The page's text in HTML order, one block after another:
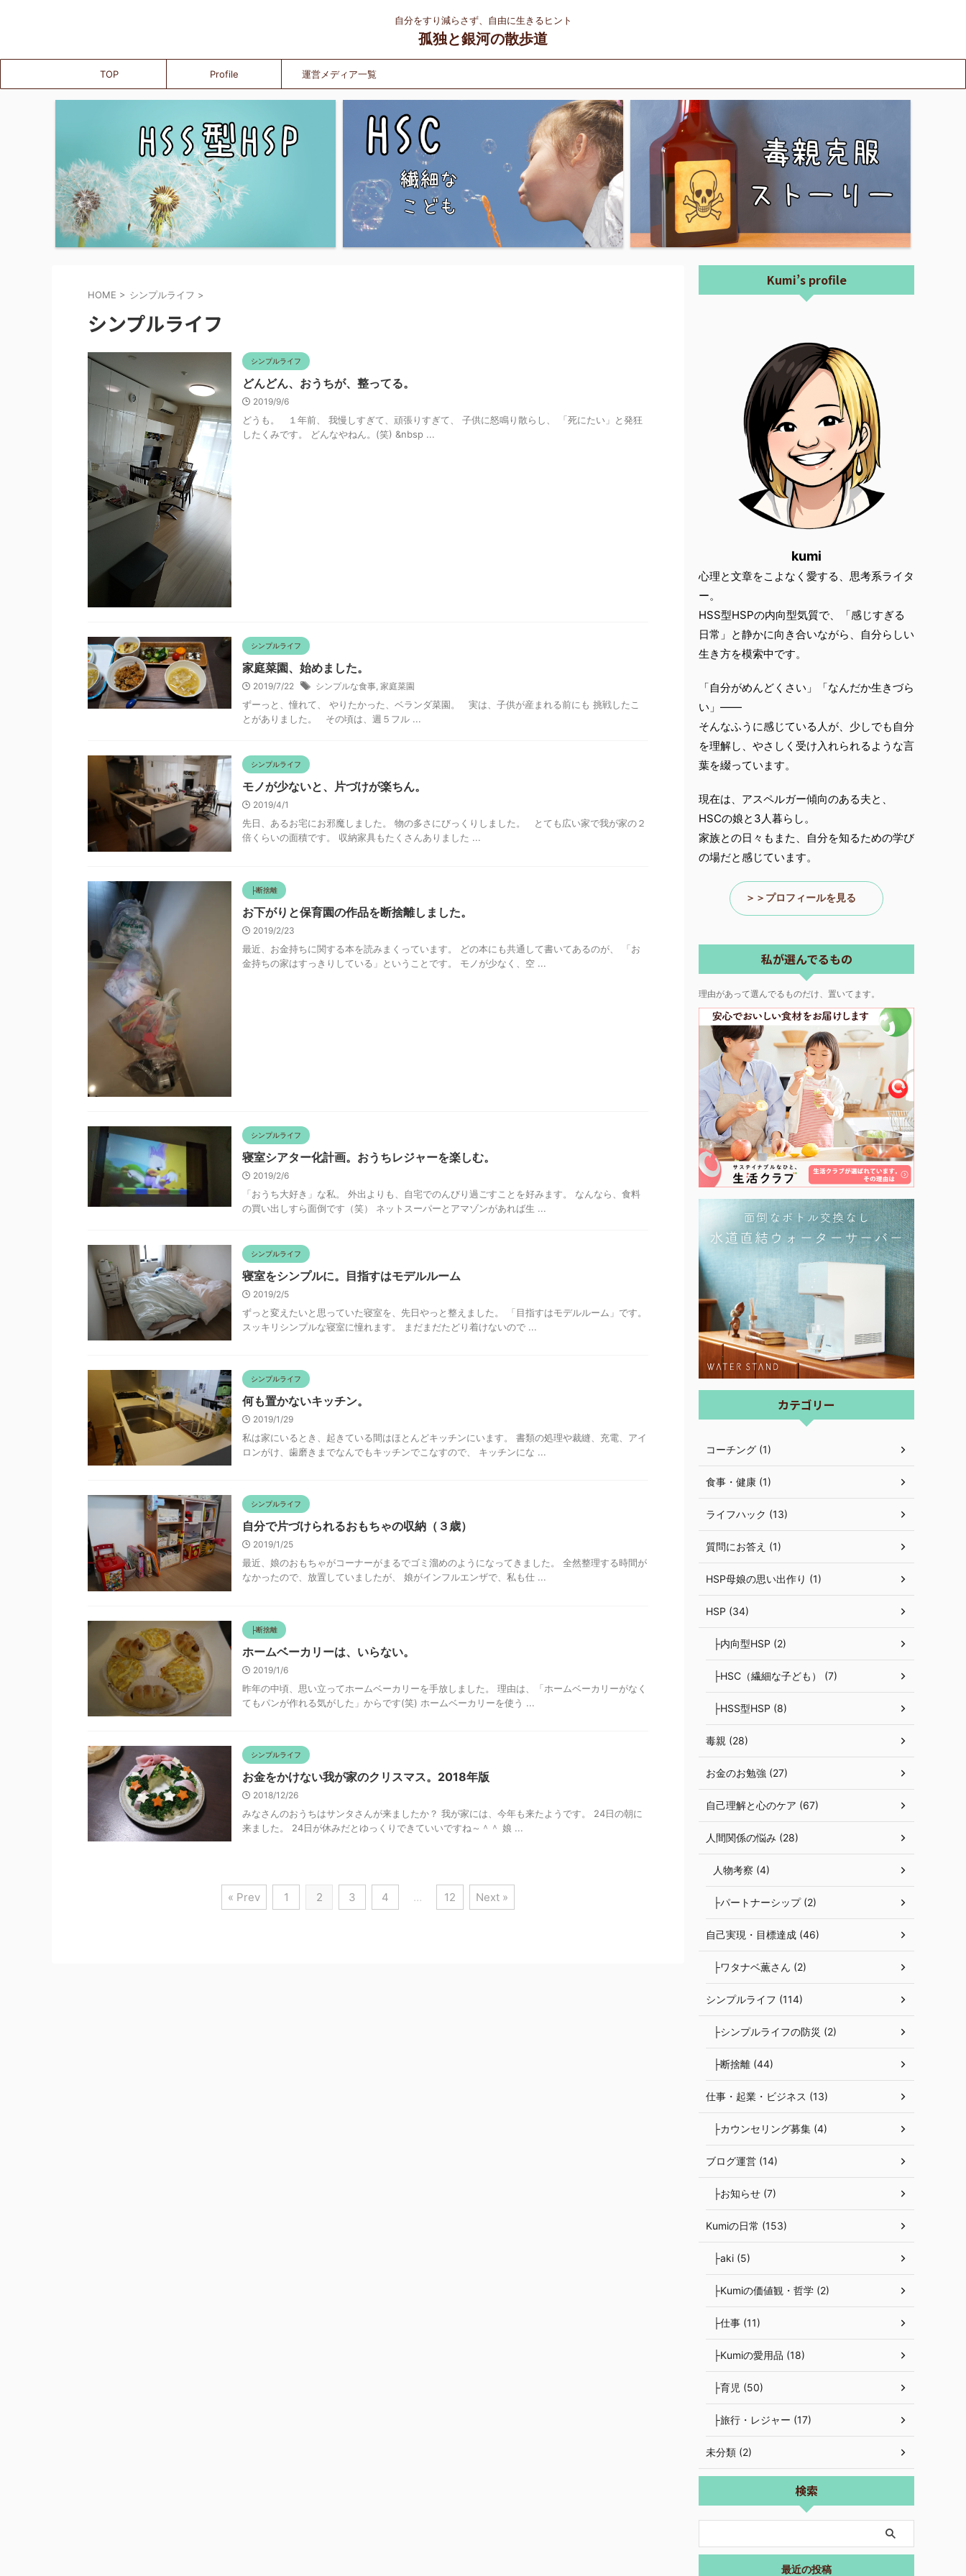
自分をすり減らさず、自由に生きるヒント
孤独と銀河の散歩道
TOP Profile 運営メディア一覧
HOME > シンプルライフ >
シンプルライフ
シンプルライフ
どんどん、おうちが、整ってる。
2019/9/6
どうも。 １年前、 我慢しすぎて、頑張りすぎて、 子供に怒鳴り散らし、 「死にたい」と発狂
したくみです。 どんなやねん。(笑) &nbsp ...
シンプルライフ
家庭菜園、始めました。
2019/7/22 シンプルな食事, 家庭菜園
ずーっと、憧れて、 やりたかった、ベランダ菜園。 実は、子供が産まれる前にも 挑戦したこ
とがありました。 その頃は、週５フル ...
シンプルライフ
モノが少ないと、片づけが楽ちん。
2019/4/1
先日、あるお宅にお邪魔しました。 物の多さにびっくりしました。 とても広い家で我が家の２
倍くらいの面積です。 収納家具もたくさんありました ...
├断捨離
お下がりと保育園の作品を断捨離しました。
2019/2/23
最近、お金持ちに関する本を読みまくっています。 どの本にも共通して書いてあるのが、 「お
金持ちの家はすっきりしている」ということです。 モノが少なく、空 ...
シンプルライフ
寝室シアター化計画。おうちレジャーを楽しむ。
2019/2/6
「おうち大好き」な私。 外出よりも、自宅でのんびり過ごすことを好みます。 なんなら、食料
の買い出しすら面倒です（笑） ネットスーパーとアマゾンがあれば生 ...
シンプルライフ
寝室をシンプルに。目指すはモデルルーム
2019/2/5
ずっと変えたいと思っていた寝室を、先日やっと整えました。 「目指すはモデルルーム」です。
スッキリシンプルな寝室に憧れます。 まだまだたどり着けないので ...
シンプルライフ
何も置かないキッチン。
2019/1/29
私は家にいるとき、起きている間はほとんどキッチンにいます。 書類の処理や裁縫、充電、アイ
ロンがけ、歯磨きまでなんでもキッチンでこなすので、 キッチンにな ...
シンプルライフ
自分で片づけられるおもちゃの収納（３歳）
2019/1/25
最近、娘のおもちゃがコーナーがまるでゴミ溜めのようになってきました。 全然整理する時間が
なかったので、放置していましたが、 娘がインフルエンザで、私も仕 ...
├断捨離
ホームベーカリーは、いらない。
2019/1/6
昨年の中頃、思い立ってホームベーカリーを手放しました。 理由は、「ホームベーカリーがなく
てもパンが作れる気がした」からです(笑) ホームベーカリーを使う ...
シンプルライフ
お金をかけない我が家のクリスマス。2018年版
2018/12/26
みなさんのおうちはサンタさんが来ましたか？ 我が家には、今年も来たようです。 24日の朝に
来ました。 24日が休みだとゆっくりできていいですね～＾＾ 娘 ...
« Prev 1 2 3 4 … 12 Next »
Kumi’s profile
kumi
心理と文章をこよなく愛する、思考系ライタ
ー。
HSS型HSPの内向型気質で、「感じすぎる
日常」と静かに向き合いながら、自分らしい
生き方を模索中です。
「自分がめんどくさい」「なんだか生きづら
い」――
そんなふうに感じている人が、少しでも自分
を理解し、やさしく受け入れられるような言
葉を綴っています。
現在は、アスペルガー傾向のある夫と、
HSCの娘と3人暮らし。
家族との日々もまた、自分を知るための学び
の場だと感じています。
＞＞プロフィールを見る
私が選んでるもの
理由があって選んでるものだけ、置いてます。
カテゴリー
コーチング (1)
食事・健康 (1)
ライフハック (13)
質問にお答え (1)
HSP母娘の思い出作り (1)
HSP (34)
├内向型HSP (2)
├HSC（繊細な子ども） (7)
├HSS型HSP (8)
毒親 (28)
お金のお勉強 (27)
自己理解と心のケア (67)
人間関係の悩み (28)
人物考察 (4)
├パートナーシップ (2)
自己実現・目標達成 (46)
├ワタナベ薫さん (2)
シンプルライフ (114)
├シンプルライフの防災 (2)
├断捨離 (44)
仕事・起業・ビジネス (13)
├カウンセリング募集 (4)
ブログ運営 (14)
├お知らせ (7)
Kumiの日常 (153)
├aki (5)
├Kumiの価値観・哲学 (2)
├仕事 (11)
├Kumiの愛用品 (18)
├育児 (50)
├旅行・レジャー (17)
未分類 (2)
検索
最近の投稿